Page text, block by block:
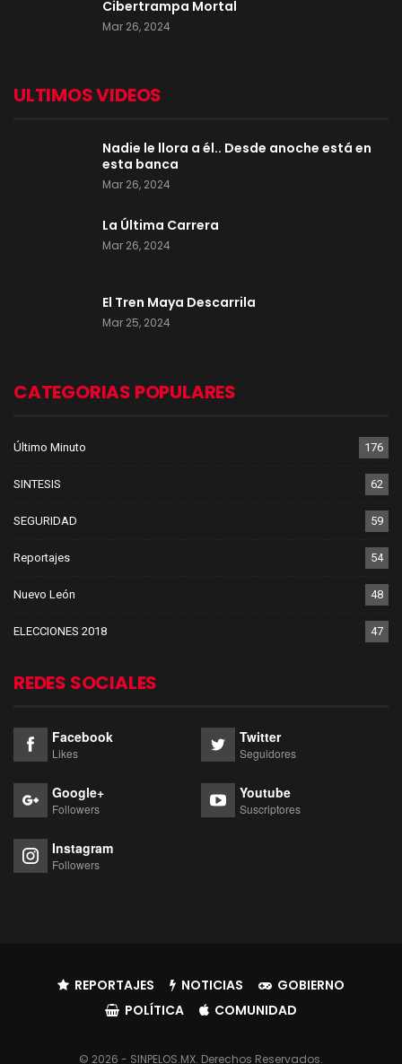
Cibertrampa Mortal
Mar 26, 2024
ULTIMOS VIDEOS
Nadie le llora a él.. Desde anoche está en
esta banca
Mar 26, 2024
La Última Carrera
Mar 26, 2024
El Tren Maya Descarrila
Mar 25, 2024
CATEGORIAS POPULARES
Último Minuto 176
SINTESIS 62
SEGURIDAD 59
Reportajes 54
Nuevo León 48
ELECCIONES 2018 47
REDES SOCIALES
Facebook
Likes
Twitter
Seguidores
Google+
Followers
Youtube
Suscriptores
Instagram
Followers
REPORTAJES NOTICIAS
GOBIERNO
POLÍTICA
COMUNIDAD
© 2026 - SINPELOS.MX. Derechos Reservados.